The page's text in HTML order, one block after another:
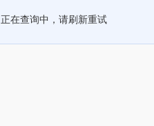
正在查询中，请刷新重试